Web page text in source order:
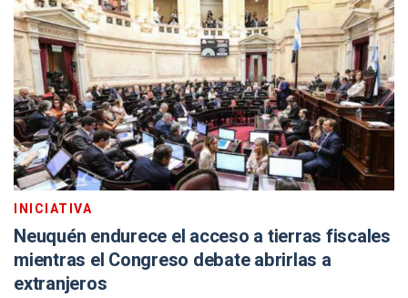
INICIATIVA
Neuquén endurece el acceso a tierras fiscales
mientras el Congreso debate abrirlas a
extranjeros